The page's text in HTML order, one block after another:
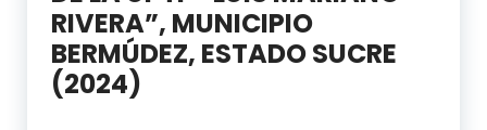
RIVERA”, MUNICIPIO
BERMÚDEZ, ESTADO SUCRE
(2024)